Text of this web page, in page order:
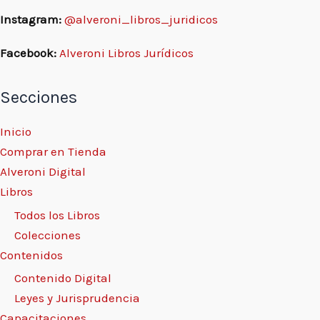
ii.b) Excepciones a la restricción del control
de constitucionalidad de oficio 301
- La regla de la clara equivocación 306
iii) Nuestra opinión 308
j. Procede en caso concreto 313
m. Está sujeto a control supra nacional:
responsabilidad
Instagram: @alveroni_libros_juridicos
Facebook: Alveroni Libros Jurídicos
Secciones
Inicio
Comprar en Tienda
Alveroni Digital
Libros
Todos los Libros
Colecciones
Contenidos
Contenido Digital
Leyes y Jurisprudencia